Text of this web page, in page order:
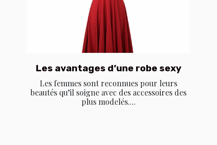
Les avantages d’une robe sexy
Les femmes sont reconnues pour leurs
beautés qu’il soigne avec des accessoires des
plus modelés....